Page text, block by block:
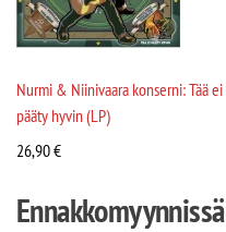
Nurmi & Niinivaara konserni: Tää ei
pääty hyvin (LP)
26,90€
Ennakkomyynnissä